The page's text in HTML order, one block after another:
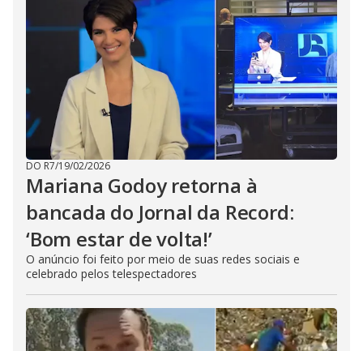
DO R7/19/02/2026
Mariana Godoy retorna à
bancada do Jornal da Record:
‘Bom estar de volta!’
O anúncio foi feito por meio de suas redes sociais e
celebrado pelos telespectadores